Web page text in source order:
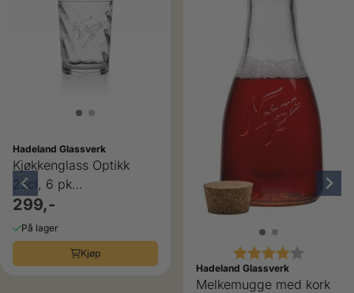
Hadeland Glassverk
Kjøkkenglass Optikk
25cl, 6 pk
Norgesglasset
299,-
På lager
Kjøp Karakter:
Hadeland Glassverk
Melkemugge med kork